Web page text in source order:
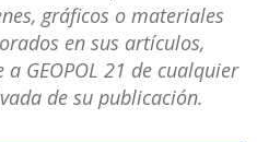
gráficos o materiales
en sus artículos,
GEOPOL 21 de cualquier
de su publicación.